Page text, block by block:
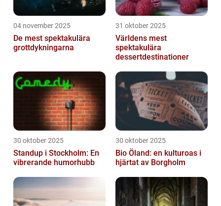
04 november 2025
De mest spektakulära
grottdykningarna
31 oktober 2025
Världens mest
spektakulära
dessertdestinationer
30 oktober 2025
Standup i Stockholm: En
vibrerande humorhubb
30 oktober 2025
Bio Öland: en kulturoas i
hjärtat av Borgholm